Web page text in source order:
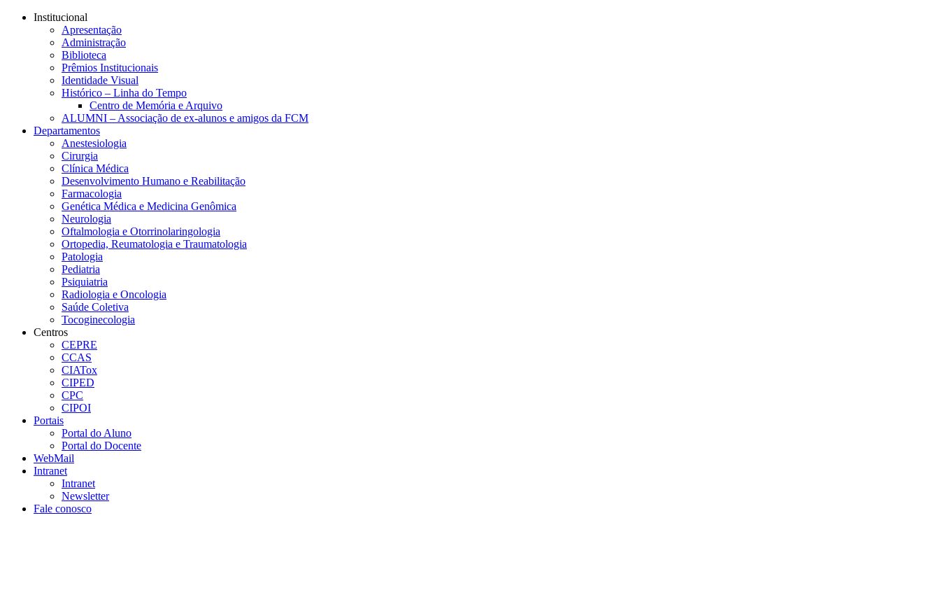
Conteúdo principal
Institucional
Apresentação
Administração
Biblioteca
Prêmios Institucionais
Identidade Visual
Histórico – Linha do Tempo
Centro de Memória e Arquivo
ALUMNI – Associação de ex-alunos e amigos da FCM
Departamentos
Anestesiologia
Cirurgia
Clínica Médica
Desenvolvimento Humano e Reabilitação
Farmacologia
Genética Médica e Medicina Genômica
Neurologia
Oftalmologia e Otorrinolaringologia
Ortopedia, Reumatologia e Traumatologia
Patologia
Pediatria
Psiquiatria
Radiologia e Oncologia
Saúde Coletiva
Tocoginecologia
Centros
CEPRE
CCAS
CIATox
CIPED
CPC
CIPOI
Portais
Portal do Aluno
Portal do Docente
WebMail
Intranet
Intranet
Newsletter
Fale conosco